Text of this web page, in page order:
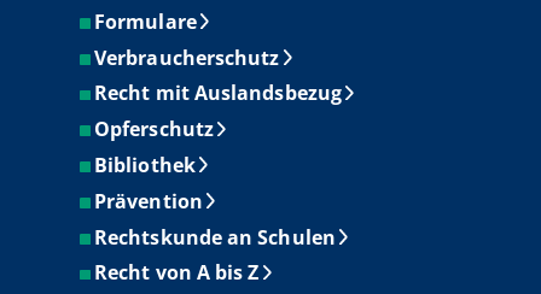
Formulare
Verbraucherschutz
Recht mit Auslandsbezug
Opferschutz
Bibliothek
Prävention
Rechtskunde an Schulen
Recht von A bis Z